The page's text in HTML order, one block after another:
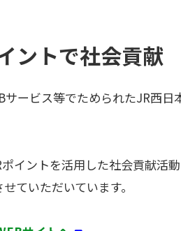
ントで社会貢献
サービス等でためられたJR西
イントを活用した社会貢献活
ていただいています。